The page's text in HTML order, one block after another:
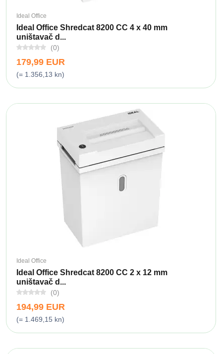
Ideal Office
Ideal Office Shredcat 8200 CC 4 x 40 mm
uništavač d...
(0)
179,99 EUR
(= 1.356,13 kn)
Ideal Office
Ideal Office Shredcat 8200 CC 2 x 12 mm
uništavač d...
(0)
194,99 EUR
(= 1.469,15 kn)